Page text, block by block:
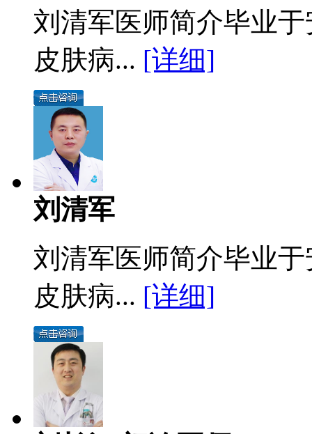
刘清军医师简介毕业
皮肤病... [详细]
刘清军
刘清军医师简介毕业
皮肤病... [详细]